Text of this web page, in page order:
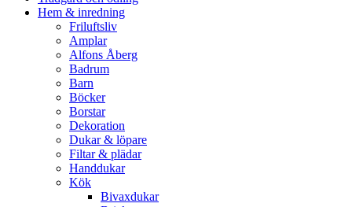
Hem & inredning
Friluftsliv
Amplar
Alfons Åberg
Badrum
Barn
Böcker
Borstar
Dekoration
Dukar & löpare
Filtar & plädar
Handdukar
Kök
Bivaxdukar